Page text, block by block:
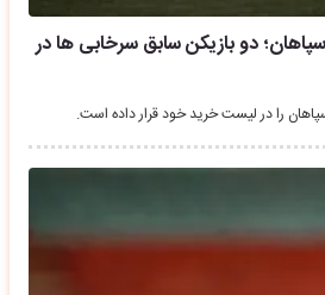
دو بازیکن سابق سرخابی ها در
را در لیست خرید خود قرار داده است.